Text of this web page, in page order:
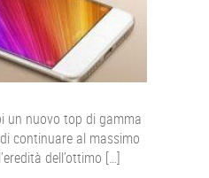
un nuovo top di gamma
continuare al massimo
dell’ottimo […]